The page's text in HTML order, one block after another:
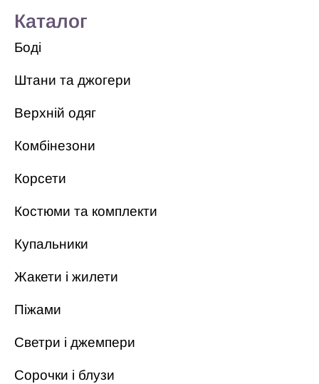
Каталог
Боді
Штани та джогери
Верхній одяг
Комбінезони
Корсети
Костюми та комплекти
Купальники
Жакети і жилети
Піжами
Светри і джемпери
Сорочки і блузи